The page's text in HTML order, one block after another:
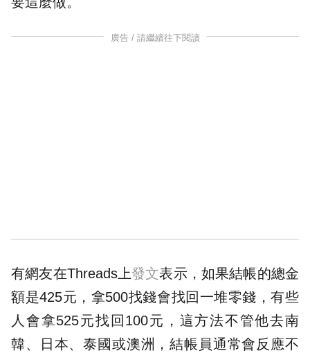
廣告 / 請繼續往下閱讀
有網友在Threads上發文表示，如果結帳的總金
額是425元，拿500找錢會找回一堆零錢，有些
人會拿525元找回100元，這方法不管他去南
韓、日本、泰國或澳洲，結帳員通常會反應不